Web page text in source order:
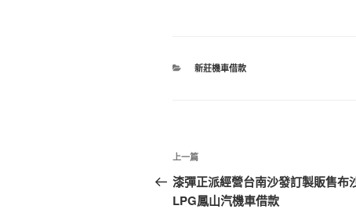
分
新莊機車借款
文
章
導
上
一
篇
上一篇
漆彈正派經營台南沙發訂製販售布
LPG鳳山汽機車借款